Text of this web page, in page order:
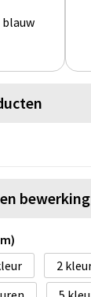
blauw
bewerking
2